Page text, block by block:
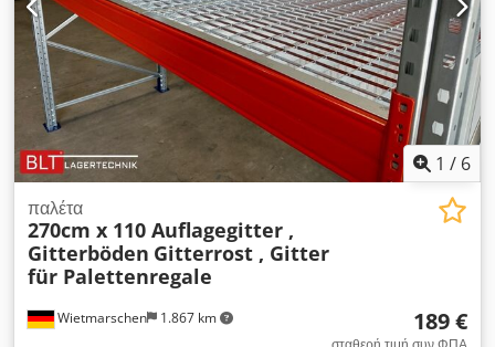
σε ευνοϊκή τιμή.
1 / 6
Wietmarschen 1.867 km
παλέτα
270cm x 110 Auflagegitter ,
Gitterböden Gitterrost , Gitter
für Palettenregale
189 €